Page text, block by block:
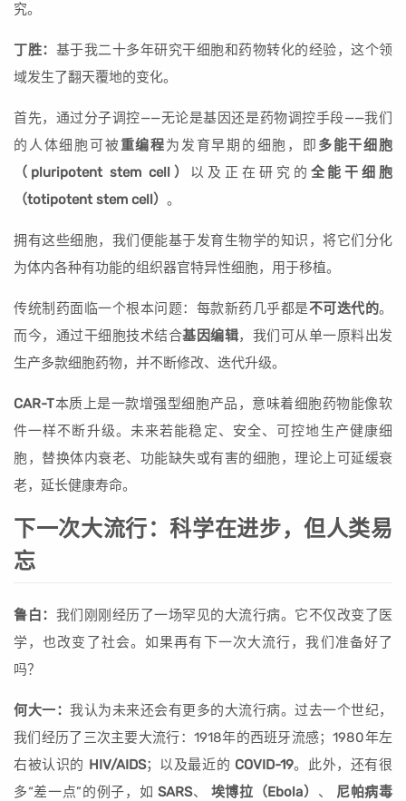
究。
丁胜： 基于我二十多年研究干细胞和药物转化的经验，这个领
域发生了翻天覆地的变化。
首先，通过分子调控——无论是基因还是药物调控手段——我们
的人体细胞可被重编程为发育早期的细胞，即 多能干细胞
（pluripotent stem cell） 以及正在研究的 全能干细胞
（totipotent stem cell） 。
拥有这些细胞，我们便能基于发育生物学的知识，将它们分化
为体内各种有功能的组织器官特异性细胞，用于移植。
传统制药面临一个根本问题：每款新药几乎都是不可迭代的。
而今，通过干细胞技术结合基因编辑，我们可从单一原料出发
生产多款细胞药物，并不断修改、迭代升级。
CAR-T本质上是一款增强型细胞产品，意味着细胞药物能像软
件一样不断升级。未来若能稳定、安全、可控地生产健康细
胞，替换体内衰老、功能缺失或有害的细胞，理论上可延缓衰
老，延长健康寿命。
下一次大流行：科学在进步，但人类易
忘
鲁白： 我们刚刚经历了一场罕见的大流行病。它不仅改变了医
学，也改变了社会。如果再有下一次大流行，我们准备好了
吗？
何大一： 我认为未来还会有更多的大流行病。过去一个世纪，
我们经历了三次主要大流行：1918年的西班牙流感；1980年左
右被认识的 HIV/AIDS；以及最近的 COVID-19。此外，还有很
多“差一点”的例子，如 SARS、 埃博拉（Ebola） 、 尼帕病毒